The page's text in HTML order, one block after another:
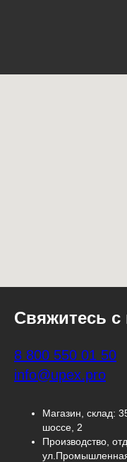
Свяжитесь с
8 800 550 01 50
info@upex.pro
Магазин, склад:
шоссе, 2
Производство,